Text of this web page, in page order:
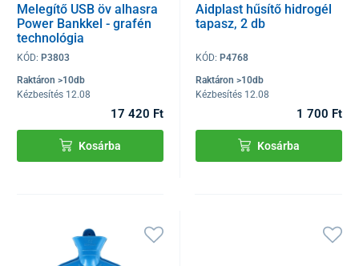
Melegítő USB öv alhasra
Power Bankkel - grafén
technológia
KÓD: P3803
Raktáron >10db
Kézbesítés 12.08
17 420 Ft
Kosárba
Aidplast hűsítő hidrogél
tapasz, 2 db
KÓD:P4768
Raktáron >10db
Kézbesítés 12.08
1 700 Ft
Kosárba